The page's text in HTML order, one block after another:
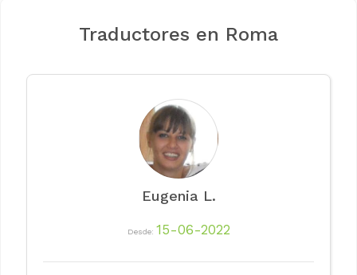
Traductores en Roma
Eugenia L.
Desde: 15-06-2022